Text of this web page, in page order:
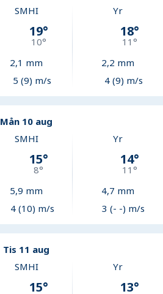
SMHI
19°
10°
2,1 mm
5 (9) m/s
Yr
18°
11°
2,2 mm
4 (9) m/s
Mån 10 aug
SMHI
15°
8°
5,9 mm
4 (10) m/s
Yr
14°
11°
4,7 mm
3 (- -) m/s
Tis 11 aug
SMHI
15°
Yr
13°